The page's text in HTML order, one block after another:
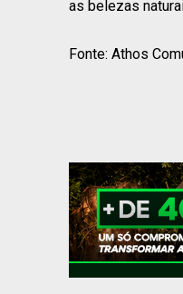
as belezas
Fonte: Athos